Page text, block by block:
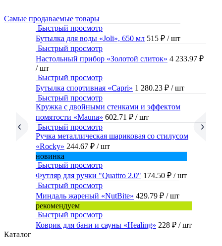
Самые продаваемые товары
Быстрый просмотр
Бутылка для воды «Joli», 650 мл 515 ₽ / шт
Быстрый просмотр
Настольный прибор «Золотой слиток» 4 233.97 ₽
/ шт
Быстрый просмотр
Бутылка спортивная «Capri» 1 280.23 ₽ / шт
Быстрый просмотр
Кружка с двойными стенками и эффектом
помятости «Mauna» 602.71 ₽ / шт
Быстрый просмотр
Ручка металлическая шариковая со стилусом
«Rocky» 244.67 ₽ / шт
новинка
Быстрый просмотр
Футляр для ручки "Quattro 2.0" 174.50 ₽ / шт
Быстрый просмотр
Миндаль жареный «NutBite» 429.79 ₽ / шт
рекомендуем
Быстрый просмотр
Коврик для бани и сауны «Healing» 228 ₽ / шт
Каталог